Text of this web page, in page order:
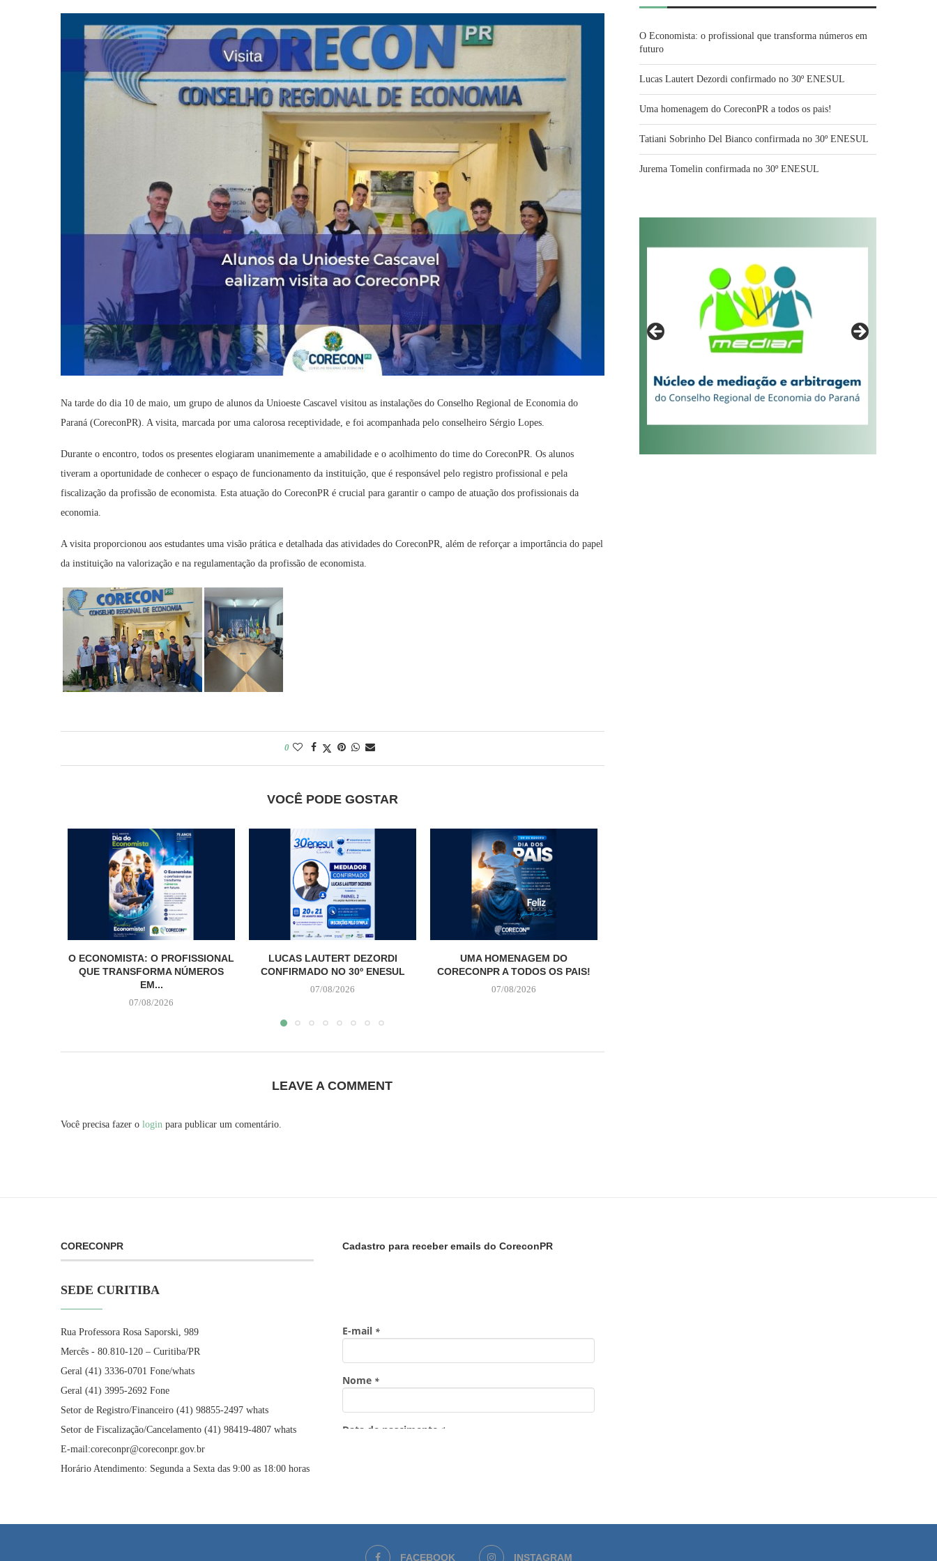
Na tarde do dia 10 de maio, um grupo de alunos da Unioeste Cascavel visitou as instalações do Conselho Regional de Economia do
Paraná (CoreconPR). A visita, marcada por uma calorosa receptividade, e foi acompanhada pelo conselheiro Sérgio Lopes.
Durante o encontro, todos os presentes elogiaram unanimemente a amabilidade e o acolhimento do time do CoreconPR. Os alunos
tiveram a oportunidade de conhecer o espaço de funcionamento da instituição, que é responsável pelo registro profissional e pela
fiscalização da profissão de economista. Esta atuação do CoreconPR é crucial para garantir o campo de atuação dos profissionais da
economia.
A visita proporcionou aos estudantes uma visão prática e detalhada das atividades do CoreconPR, além de reforçar a importância do papel
da instituição na valorização e na regulamentação da profissão de economista.
0
VOCÊ PODE GOSTAR
O ECONOMISTA: O PROFISSIONAL
QUE TRANSFORMA NÚMEROS
EM...
07/08/2026
LUCAS LAUTERT DEZORDI
CONFIRMADO NO 30º ENESUL
07/08/2026
UMA HOMENAGEM DO
CORECONPR A TODOS OS PAIS!
07/08/2026
LEAVE A COMMENT
Você precisa fazer o login para publicar um comentário.
O Economista: o profissional que transforma números em
futuro
Lucas Lautert Dezordi confirmado no 30º ENESUL
Uma homenagem do CoreconPR a todos os pais!
Tatiani Sobrinho Del Bianco confirmada no 30º ENESUL
Jurema Tomelin confirmada no 30º ENESUL
CORECONPR
SEDE CURITIBA
Rua Professora Rosa Saporski, 989
Mercês - 80.810-120 – Curitiba/PR
Geral (41) 3336-0701 Fone/whats
Geral (41) 3995-2692 Fone
Setor de Registro/Financeiro (41) 98855-2497 whats
Setor de Fiscalização/Cancelamento (41) 98419-4807 whats
E-mail:coreconpr@coreconpr.gov.br
Horário Atendimento: Segunda a Sexta das 9:00 as 18:00 horas
Cadastro para receber emails do CoreconPR
FACEBOOK INSTAGRAM